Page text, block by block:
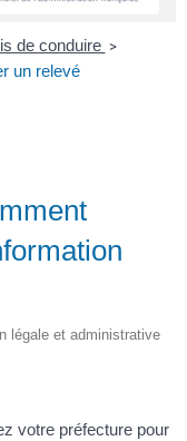
de conduire >
un relevé
légale et administrative
votre préfecture pour